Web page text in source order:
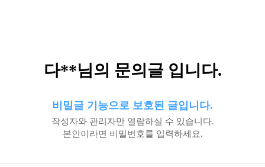
다**님의 문의글 입니다.
비밀글 기능으로 보호된 글입니다.
작성자와 관리자만 열람하실 수 있습니다.
본인이라면 비밀번호를 입력하세요.